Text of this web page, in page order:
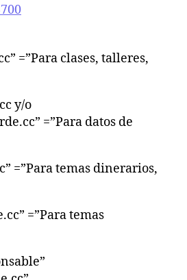
=”Para clases, talleres,
y/o
=”Para datos de
=”Para temas dinerarios,
=”Para temas